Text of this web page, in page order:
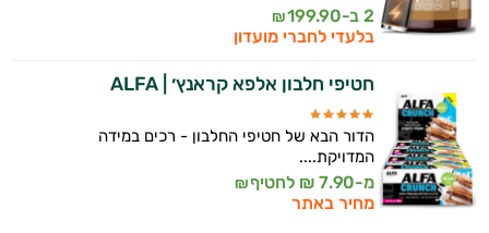
2 ב-
199.90
₪
בלעדי לחברי מועדון
חטיפי חלבון אלפא קראנץ׳ | ALFA
הדור הבא של חטיפי החלבון - רכים במידה
המדויקת....
מ-7.90 ₪ לחטיף ₪
מחיר באתר